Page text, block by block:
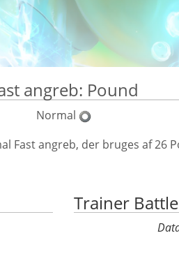
angreb: Pound
Normal
Fast angreb, der bruges af 26
Trainer